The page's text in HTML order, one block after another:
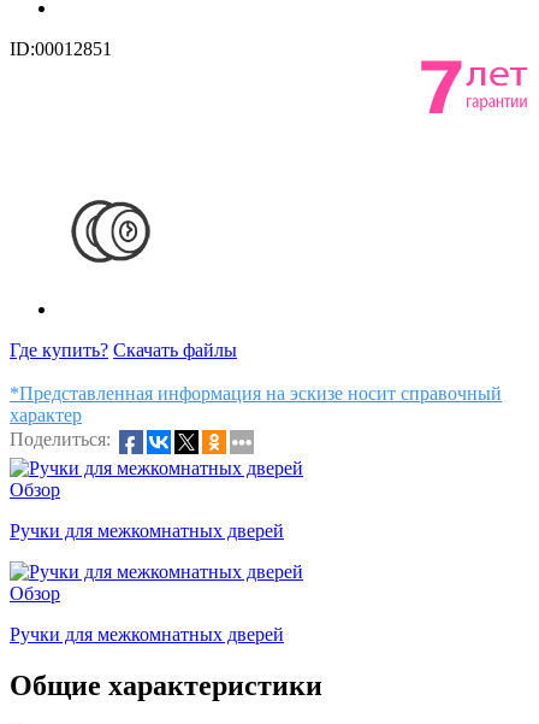
ID:00012851
Где купить? Скачать файлы
*Представленная информация на эскизе носит справочный
характер
Поделиться:
Обзор
Ручки для межкомнатных дверей
Обзор
Ручки для межкомнатных дверей
Общие характеристики